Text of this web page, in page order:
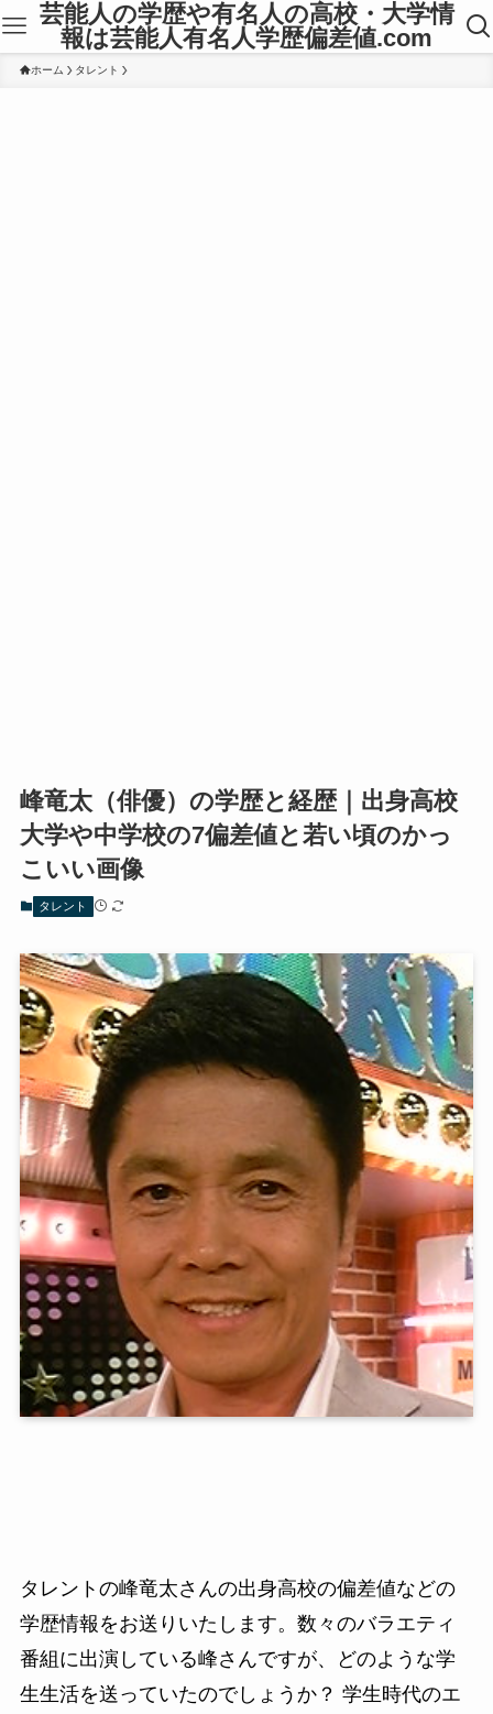
芸能人の学歴や有名人の高校・大学情
報は芸能人有名人学歴偏差値.com
ホーム タレント
峰竜太（俳優）の学歴と経歴｜出身高校
大学や中学校の7偏差値と若い頃のかっ
こいい画像
タレント
タレントの峰竜太さんの出身高校の偏差値などの
学歴情報をお送りいたします。数々のバラエティ
番組に出演している峰さんですが、どのような学
生生活を送っていたのでしょうか？ 学生時代のエ